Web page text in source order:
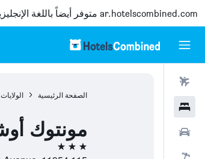
ar.hotelscombined.com متوفر أيضاً باللغة
الصفحة الرئيسية
مونتوك
3 نجوم